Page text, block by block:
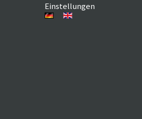
Einstellungen